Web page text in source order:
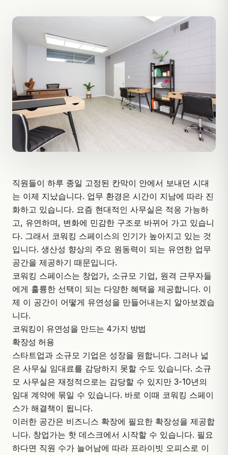
직원들이 하루 종일 고정된 칸막이 안에서 보내던 시대
는 이제 지났습니다. 업무 환경은 시간이 지남에 따라 진
화하고 있습니다. 요즘 현대적인 사무실은 적응 가능하
고, 유연하며, 변화에 민감한 구조로 바뀌어 가고 있습니
다. 그래서 코워킹 스페이스의 인기가 높아지고 있는 것
입니다. 생산성 향상의 주요 원동력이 되는 유연한 업무
공간을 제공하기 때문입니다.
코워킹 스페이스는 창업가, 소규모 기업, 원격 근무자들
에게 훌륭한 선택이 되는 다양한 혜택을 제공합니다. 이
제 이 공간이 어떻게 유연성을 만들어내는지 알아보겠습
니다.
코워킹이 유연성을 만드는 4가지 방법
확장성 허용
스타트업과 소규모 기업은 성장을 원합니다. 그러나 넓
은 사무실 임대료를 감당하지 못할 수도 있습니다. 소규
모 사무실은 재정적으로는 감당할 수 있지만 3-10년의
임대 계약에 묶일 수 있습니다. 바로 이때 코워킹 스페이
스가 해결책이 됩니다.
이러한 공간은 비즈니스 확장에 필요한 확장성을 제공합
니다. 창업가는 핫 데스크에서 시작할 수 있습니다. 필요
하다면 직원 수가 늘어남에 따라 프라이빗 오피스로 이